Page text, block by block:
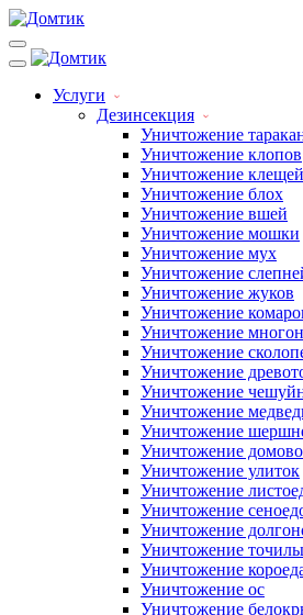
Услуги
Дезинсекция
Уничтожение
Уничтожение клопов
Уничтожение клещей
Уничтожение блох
Уничтожение вшей
Уничтожение мошки
Уничтожение мух
Уничтожение
Уничтожение жуков
Уничтожение
Уничтожение
Уничтожение
Уничтожение
Уничтожение
Уничтожение
Уничтожение
Уничтожение
Уничтожение улиток
Уничтожение
Уничтожение
Уничтожение
Уничтожение
Уничтожение
Уничтожение ос
Уничтожение